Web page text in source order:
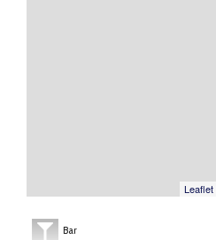
Leaflet
Bar